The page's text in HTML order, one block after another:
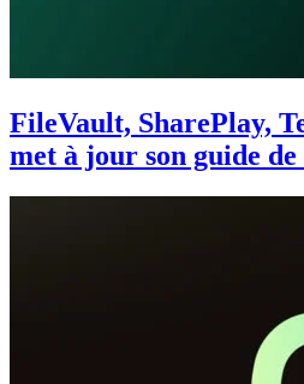
FileVault, SharePlay,
met à jour son guide